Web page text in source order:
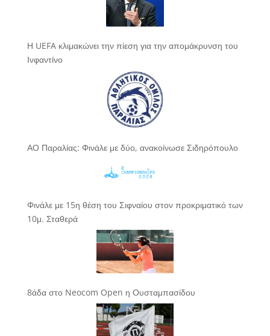
Η UEFA κλιμακώνει την πίεση για την απομάκρυνση του
Ινφαντίνο
ΑΟ Παραλίας: Φινάλε με δύο, ανακοίνωσε Σιδηρόπουλο
Φινάλε με 15η θέση του Σιφναίου στον προκριματικό των
10μ. Σταθερά
8άδα στο Neocom Open η Ουσταμπασίδου